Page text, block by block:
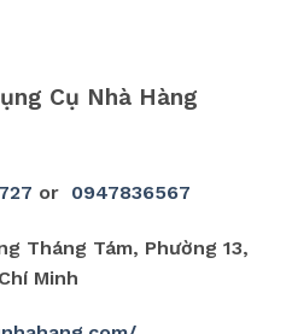
Cụ Nhà Hàng
or 0947836567
Tháng Tám, Phường 13,
Minh